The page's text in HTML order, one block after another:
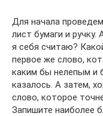
Для начала
лист бумаги и
я себя считаю?
первое же слово,
каким бы нелепым и
казалось. А затем,
слово, которое
Запишите наиболее